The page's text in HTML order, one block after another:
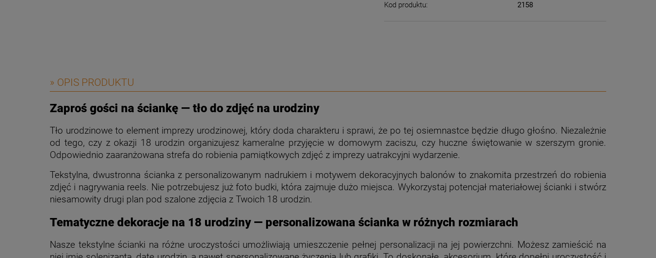
Kod produktu:
2158
» OPIS PRODUKTU
Zaproś gości na ściankę — tło do zdjęć na urodziny
Tło urodzinowe to element imprezy urodzinowej, który doda charakteru i sprawi, że po tej osiemnastce będzie długo głośno. Niezależnie
od tego, czy z okazji 18 urodzin organizujesz kameralne przyjęcie w domowym zaciszu, czy huczne świętowanie w szerszym gronie.
Odpowiednio zaaranżowana strefa do robienia pamiątkowych zdjęć z imprezy uatrakcyjni wydarzenie.
Tekstylna, dwustronna ścianka z personalizowanym nadrukiem i motywem dekoracyjnych balonów to znakomita przestrzeń do robienia
zdjęć i nagrywania reels. Nie potrzebujesz już foto budki, która zajmuje dużo miejsca. Wykorzystaj potencjał materiałowej ścianki i stwórz
niesamowity drugi plan pod szalone zdjęcia z Twoich 18 urodzin.
Tematyczne dekoracje na 18 urodziny — personalizowana ścianka w różnych rozmiarach
Nasze tekstylne ścianki na różne uroczystości umożliwiają umieszczenie pełnej personalizacji na jej powierzchni. Możesz zamieścić na